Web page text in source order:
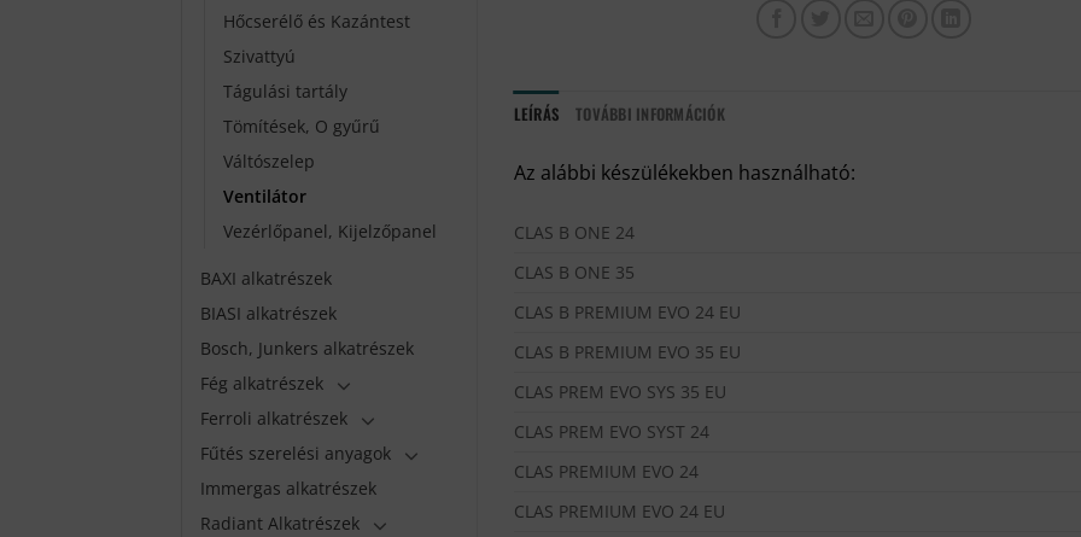
Hőcserélő és Kazántest
Szivattyú
Tágulási tartály
Tömítések, O gyűrű
Váltószelep
Ventilátor
Vezérlőpanel, Kijelzőpanel
BAXI alkatrészek
BIASI alkatrészek
Bosch, Junkers alkatrészek
Fég alkatrészek
Ferroli alkatrészek
Fűtés szerelési anyagok
Immergas alkatrészek
Radiant Alkatrészek
LEÍRÁS TOVÁBBI INFORMÁCIÓK
Az alábbi készülékekben használható:
CLAS B ONE 24
CLAS B ONE 35
CLAS B PREMIUM EVO 24 EU
CLAS B PREMIUM EVO 35 EU
CLAS PREM EVO SYS 35 EU
CLAS PREM EVO SYST 24
CLAS PREMIUM EVO 24
CLAS PREMIUM EVO 24 EU